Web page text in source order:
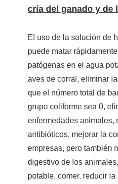
cría del ganado y de
El uso de la solución de
puede matar
patógenas en el agua
aves de corral, eliminar
que el número total de
grupo coliforme sea 0,
enfermedades animales,
antibióticos, mejorar la
empresas, pero también
digestivo de los
potable, comer, reducir